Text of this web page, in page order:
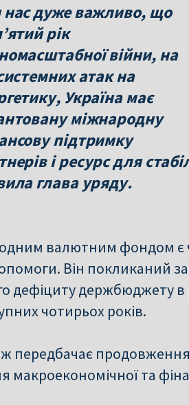
дуже важливо, що
рік
війни, на
атак на
Україна має
міжнародну
підтримку
і ресурс для
глава уряду.
валютним фондом
Він покликаний
дефіциту держбюджету в
чотирьох років.
передбачає
макроекономічної та